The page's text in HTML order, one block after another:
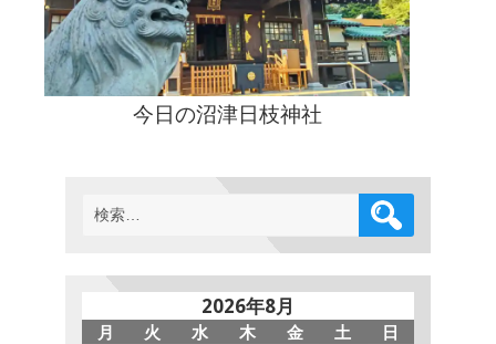
今日の沼津日枝神社
検
索:
2026年8月
月 火 水 木 金 土
日